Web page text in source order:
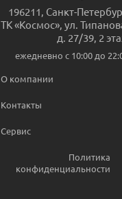
196211 Санкт-
ТК «Космос», ул.
д. 27/39, 2
ежедневно c 10:00 до
О компании
Контакты
Сервис
Политика
конфиденциальности